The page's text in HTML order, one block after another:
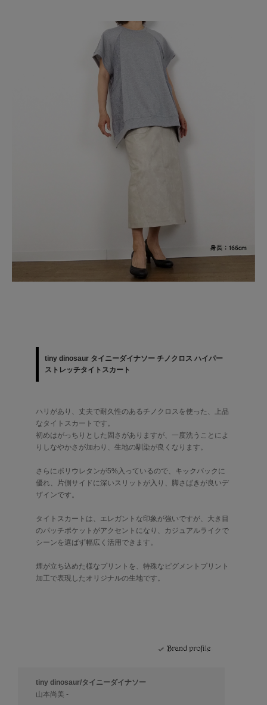
tiny dinosaur タイニーダイナソー チノクロス ハイパー
ストレッチタイトスカート
ハリがあり、丈夫で耐久性のあるチノクロスを使った、上品
なタイトスカートです。
初めはがっちりとした固さがありますが、一度洗うことによ
りしなやかさが加わり、生地の馴染が良くなります。
さらにポリウレタンが5%入っているので、キックバックに
優れ、片側サイドに深いスリットが入り、脚さばきが良いデ
ザインです。
タイトスカートは、エレガントな印象が強いですが、大き目
のパッチポケットがアクセントになり、カジュアルライクで
シーンを選ばず幅広く活用できます。
煙が立ち込めた様なプリントを、特殊なピグメントプリント
加工で表現したオリジナルの生地です。
tiny dinosaur/タイニーダイナソー
山本尚美 -